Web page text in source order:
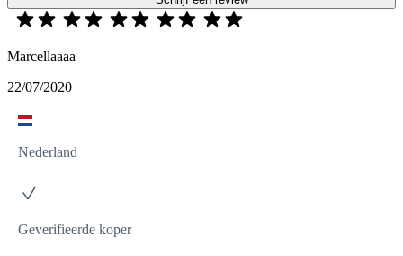
Marcellaaaa
22/07/2020
Nederland
Geverifieerde koper